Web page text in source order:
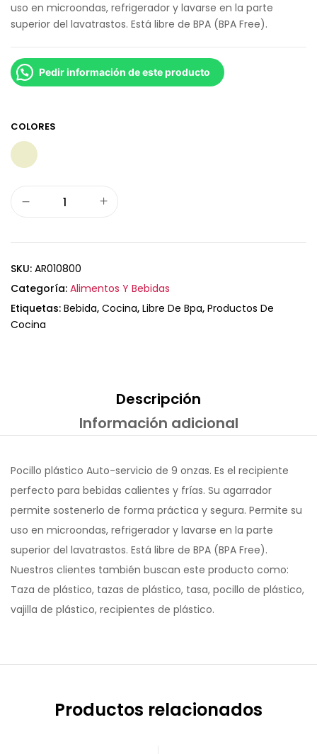
uso en microondas, refrigerador y lavarse en la parte
superior del lavatrastos. Está libre de BPA (BPA Free).
Pedir información de este producto
COLORES
SKU: AR010800
Categoría: Alimentos Y Bebidas
Etiquetas: Bebida, Cocina, Libre De Bpa, Productos De
Cocina
Descripción
Información adicional
Pocillo plástico Auto-servicio de 9 onzas. Es el recipiente
perfecto para bebidas calientes y frías. Su agarrador
permite sostenerlo de forma práctica y segura. Permite su
uso en microondas, refrigerador y lavarse en la parte
superior del lavatrastos. Está libre de BPA (BPA Free).
Nuestros clientes también buscan este producto como:
Taza de plástico, tazas de plástico, tasa, pocillo de plástico,
vajilla de plástico, recipientes de plástico.
Productos relacionados